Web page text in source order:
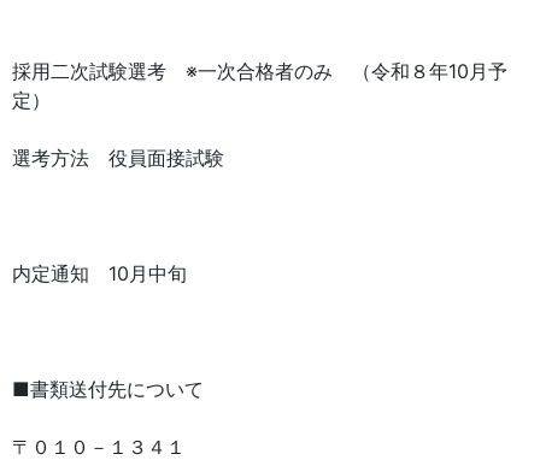
採用二次試験選考 ※一次合格者のみ （令和８年10月予
定）
選考方法 役員面接試験
内定通知 10月中旬
■書類送付先について
〒０１０－１３４１